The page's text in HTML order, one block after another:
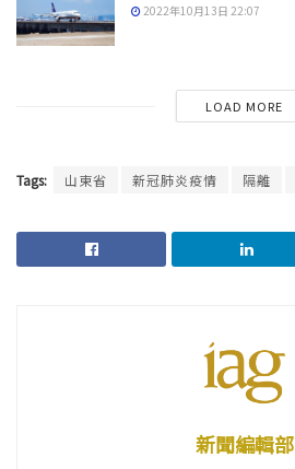
2022年10月13日 22:07
LOAD MORE
Tags: 山東省 新冠肺炎疫情 隔離
新聞編輯部